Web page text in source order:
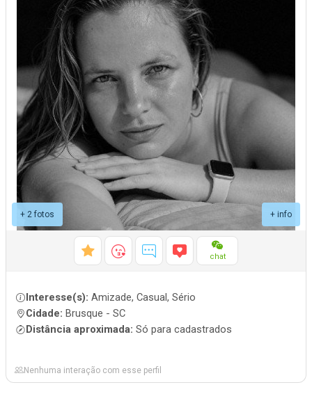
+ 2 fotos + info
chat
Interesse(s): Amizade, Casual, Sério
Cidade: Brusque - SC
Distância aproximada: Só para cadastrados
Nenhuma interação com esse perfil